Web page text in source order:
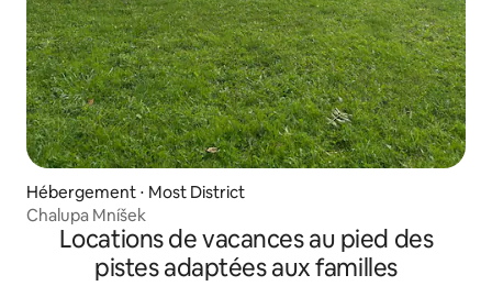
Hébergement ⋅ Most District
Chalupa Mníšek
Locations de vacances au pied des
pistes adaptées aux familles